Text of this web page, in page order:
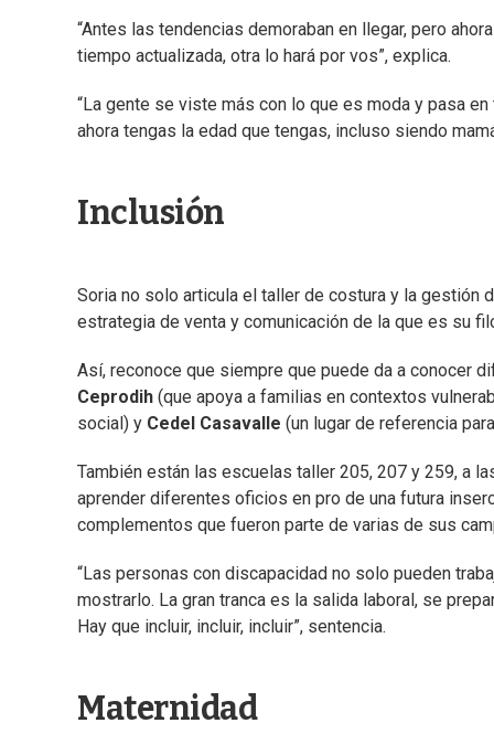
“Antes las tendencias demoraban en llegar, pero
tiempo actualizada, otra lo hará por vos”, explica.
“La gente se viste más con lo que es moda y pasa
ahora tengas la edad que tengas, incluso siendo
Inclusión
Soria no solo articula el taller de costura y la gestión
estrategia de venta y comunicación de la que es su
Así, reconoce que siempre que puede da a conocer
Ceprodih (que apoya a familias en contextos
social) y Cedel Casavalle (un lugar de referencia
También están las escuelas taller 205, 207 y 259, a
aprender diferentes oficios en pro de una futura
complementos que fueron parte de varias de sus
“Las personas con discapacidad no solo pueden
mostrarlo. La gran tranca es la salida laboral, se
Hay que incluir, incluir, incluir”, sentencia.
Maternidad